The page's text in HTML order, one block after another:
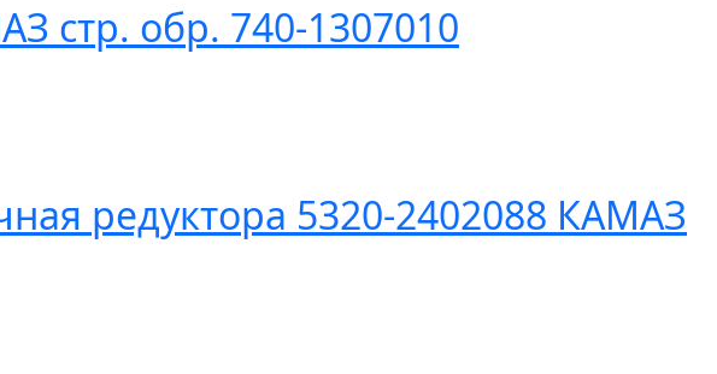
стр. обр. 740-1307010
редуктора 5320-2402088 КАМАЗ